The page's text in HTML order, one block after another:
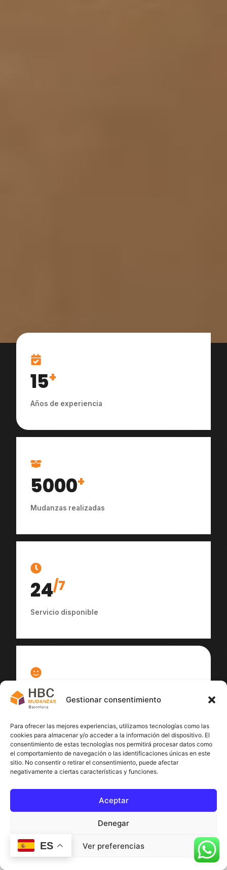
Gestionar consentimiento
Para ofrecer las mejores experiencias, utilizamos tecnologías como las
cookies para almacenar y/o acceder a la información del dispositivo. El
consentimiento de estas tecnologías nos permitirá procesar datos como
el comportamiento de navegación o las identificaciones únicas en este
sitio. No consentir o retirar el consentimiento, puede afectar
negativamente a ciertas características y funciones.
Aceptar
Denegar
Ver preferencias
15+
Años de experiencia
5000+
Mudanzas realizadas
24/7
Servicio disponible
100
ES